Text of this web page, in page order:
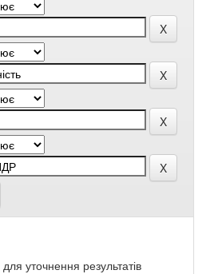
уточнення результатів